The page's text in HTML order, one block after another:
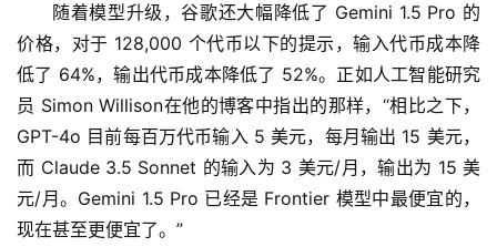
随着模型升级，谷歌还大幅降低了 Gemini 1.5 Pro 的
价格，对于 128,000 个代币以下的提示，输入代币成本降
低了 64%，输出代币成本降低了 52%。正如人工智能研究
员 Simon Willison在他的博客中指出的那样，“相比之下，
GPT-4o 目前每百万代币输入 5 美元，每月输出 15 美元，
而 Claude 3.5 Sonnet 的输入为 3 美元/月，输出为 15 美
元/月。Gemini 1.5 Pro 已经是 Frontier 模型中最便宜的，
现在甚至更便宜了。”